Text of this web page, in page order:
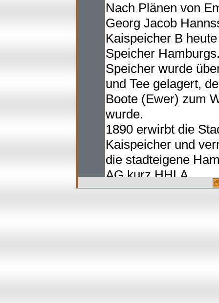
Nach Plänen von
Georg Jacob
Kaispeicher B
Speicher
Speicher wurde
und Tee gelagert,
Boote (Ewer) zum
wurde.
1890 erwirbt die
Kaispeicher und
die stadteigene
AG kurz HHLA.
Am 14.06.2005
Bürgermeister Ole
Museumsgründer
Grundstein gelegt.
Arbeiten zur
Ausbau.
12.05.2006